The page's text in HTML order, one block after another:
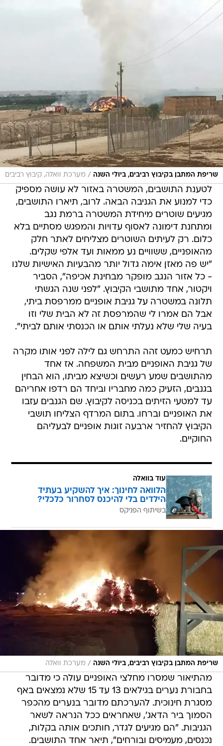
שריפת המתבן בקיבוץ רביבים, ביולי השנה / מערכת וואלה, קיבוץ רביבים
לטענת התושבים, המשטרה באזור לא עושה מספיק
כדי למנוע את הגניבה הבאה. לרוב, תיארו התושבים,
מגיעים שוטרים מיחידת המשטרה ברמת נגב
ומתחנת דימונה לאסוף עדויות והמפגש מסתיים בלא
כלום. רק לעיתים השוטרים מצליחים לאתר חלק
מהאופניים, ששוויים נע ממאות ועד אלפי שקלים.
"יש פה מאזן אימה גדול יותר מהבעיות האישיות שלנו
- כל אזור הנגב מופקר מבחינת אכיפה", הסביר
ויקטור, אחד מתושבי הקיבוץ. "לפני שנה הגשתי
תלונה במשטרה על גניבת אופניים ממרפסת ביתי,
אבל הם אמרו לי שהמרפסת זה לא הבית שלי וזו
בעיה שלי שלא נעלתי אותם או הכנסתי אותם לביתי".
תרחיש כמעט זהה התרחש גם לילה לפני אותו מקרה
של גניבת האופניים מבית המשפחה. אז אחד
מהתושבים שמע רעשים וכשיצא מביתו, הוא הבחין
בגנבים, הזעיק כמה מחבריו וביחד הם רדפו אחריהם
עד למטעי הזיתים בכניסה לקיבוץ. שם הגנבים עזבו
את האופניים וברחו. בתום המרדף הצליחו תושבי
הקיבוץ להחזיר ארבעה זוגות אופניים לבעליהם
החוקיים.
עוד בוואלה
הלוואה לחינוך: איך להשקיע בעתיד
הילדים בלי להיכנס לסחרור כלכלי?
בשיתוף הפניקס
שריפת המתבן בקיבוץ רביבים, ביולי השנה / מערכת וואלה
מהתיאור שמסרו מחלצי האופניים עולה כי מדובר
בחבורת נערים בגילאים 13 עד 15 שלא נמצאים באף
מסגרת חינוכית. להערכתם מדובר בנערים מהכפר
הסמוך ביר הדאג', שאחראים ככל הנראה לשאר
הגניבות. "הם מגיעים לגדר, חותכים אותה בקלות,
נכנסים, מעמיסים ובורחים", תיאר אחד התושבים.